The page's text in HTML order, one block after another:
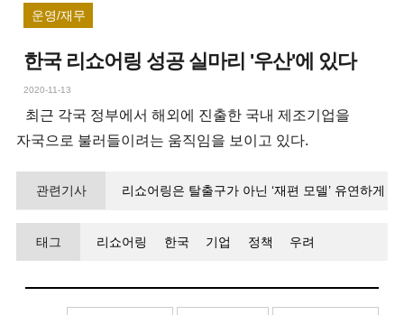
운영/재무
한국 리쇼어링 성공 실마리 '우산'에 있다
2020-11-13
최근 각국 정부에서 해외에 진출한 국내 제조기업을
자국으로 불러들이려는 움직임을 보이고 있다.
관련기사
리쇼어링은 탈출구가 아닌 ‘재편 모델’ 유연하게
태그
리쇼어링 한국 기업 정책 우려